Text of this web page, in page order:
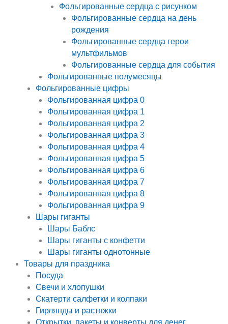
Фольгированные сердца с рисунком
Фольгированные сердца на день
рождения
Фольгированные сердца герои
мультфильмов
Фольгированные сердца для события
Фольгированные полумесяцы
Фольгированные цифры
Фольгированная цифра 0
Фольгированная цифра 1
Фольгированная цифра 2
Фольгированная цифра 3
Фольгированная цифра 4
Фольгированная цифра 5
Фольгированная цифра 6
Фольгированная цифра 7
Фольгированная цифра 8
Фольгированная цифра 9
Шары гиганты
Шары Баблс
Шары гиганты с конфетти
Шары гиганты однотонные
Товары для праздника
Посуда
Свечи и хлопушки
Скатерти салфетки и колпаки
Гирлянды и растяжки